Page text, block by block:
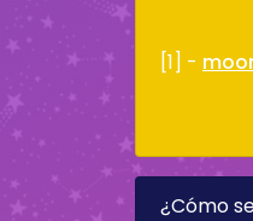
[1] -
¿Cómo